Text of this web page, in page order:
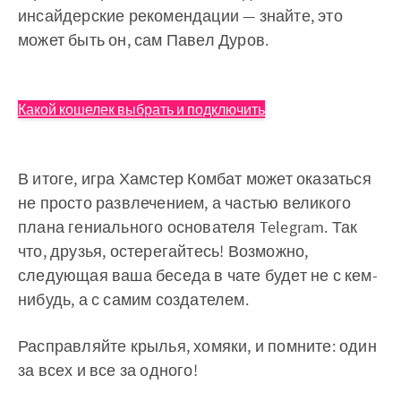
инсайдерские рекомендации — знайте, это
может быть он, сам Павел Дуров.
Какой кошелек выбрать и подключить
В итоге, игра Хамстер Комбат может оказаться
не просто развлечением, а частью великого
плана гениального основателя Telegram. Так
что, друзья, остерегайтесь! Возможно,
следующая ваша беседа в чате будет не с кем-
нибудь, а с самим создателем.
Расправляйте крылья, хомяки, и помните: один
за всех и все за одного!